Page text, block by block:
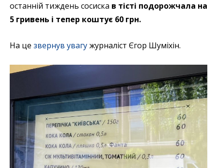
останній тиждень сосиска в тісті подорожчала на
5 гривень і тепер коштує 60 грн.
На це звернув увагужурналіст Єгор Шуміхін.